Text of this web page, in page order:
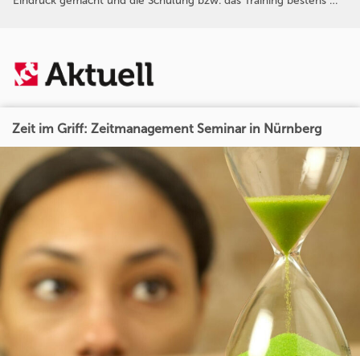
Zeit im Griff: Zeitmanagement Seminar in Nürnberg